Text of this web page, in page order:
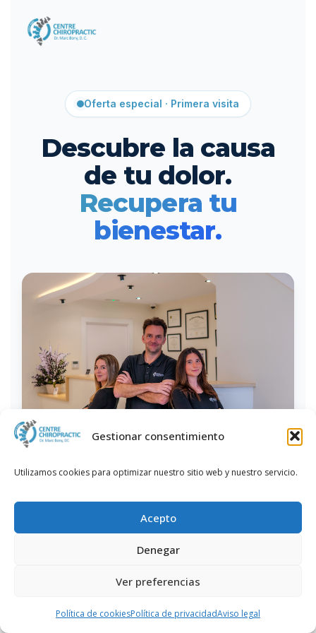
Gestionar consentimiento
Utilizamos cookies para optimizar nuestro sitio web y nuestro servicio.
Acepto
Denegar
Ver preferencias
Política de cookiesPolítica de privacidadAviso legal